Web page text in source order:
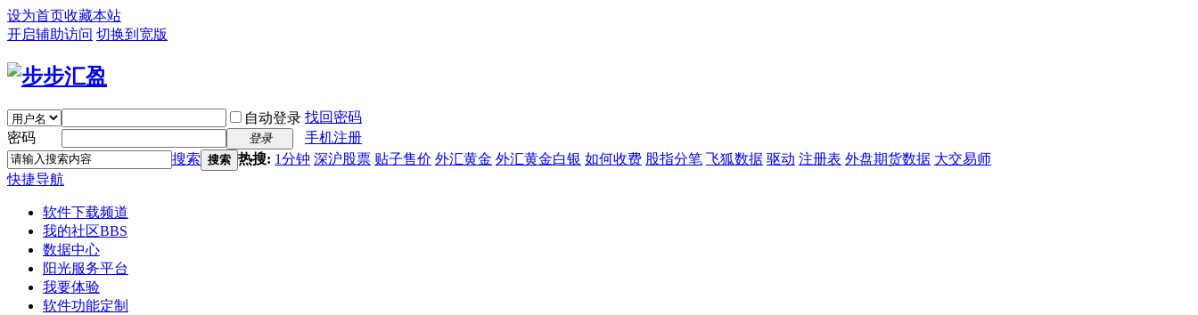
设为首页收藏本站
开启辅助访问 切换到宽版
自动登录 找回密码
密码
登录
手机注册
搜索 搜索 热搜: 1分钟 深沪股票 贴子售价 外汇黄金 外汇黄金白银 如何收费 股指分笔 飞狐数据 驱动 注册表 外盘期货数据 大交易师
快捷导航
软件下载频道
我的社区BBS
数据中心
阳光服务平台
我要体验
软件功能定制